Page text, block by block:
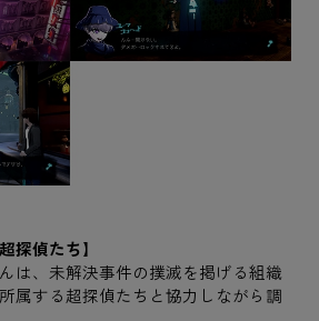
探偵たち】
は、未解決事件の撲滅を掲げる組織
属する超探偵たちと協力しながら調